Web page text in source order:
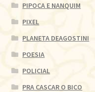
PIPOCA E NANQUIM
PIXEL
PLANETA DEAGOSTINI
POESIA
POLICIAL
PRA CASCAR O BICO